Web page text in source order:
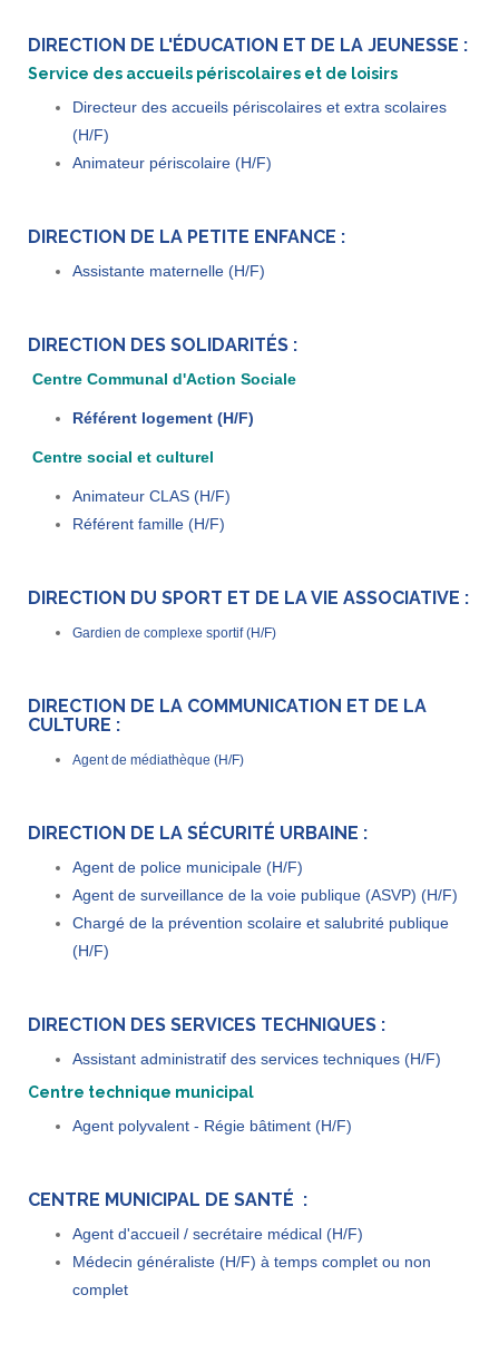
DIRECTION DE L'ÉDUCATION ET DE LA JEUNESSE :
Service des accueils périscolaires et de loisirs
Directeur des accueils périscolaires et extra scolaires
(H/F)
Animateur périscolaire (H/F)
DIRECTION DE LA PETITE ENFANCE :
Assistante maternelle (H/F)
DIRECTION DES SOLIDARITÉS :
Centre Communal d'Action Sociale
Référent logement (H/F)
Centre social et culturel
Animateur CLAS (H/F)
Référent famille (H/F)
DIRECTION DU SPORT ET DE LA VIE ASSOCIATIVE :
Gardien de complexe sportif (H/F)
DIRECTION DE LA COMMUNICATION ET DE LA
CULTURE :
Agent de médiathèque (H/F)
DIRECTION DE LA SÉCURITÉ URBAINE :
Agent de police municipale (H/F)
Agent de surveillance de la voie publique (ASVP) (H/F)
Chargé de la prévention scolaire et salubrité publique
(H/F)
DIRECTION DES SERVICES TECHNIQUES :
Assistant administratif des services techniques (H/F)
Centre technique municipal
Agent polyvalent - Régie bâtiment (H/F)
CENTRE MUNICIPAL DE SANTÉ :
Agent d'accueil / secrétaire médical (H/F)
Médecin généraliste (H/F) à temps complet ou non
complet